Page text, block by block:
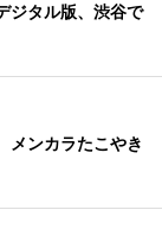
ジタル版、渋谷で
ンカラたこやき